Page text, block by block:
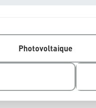
Photovoltaique